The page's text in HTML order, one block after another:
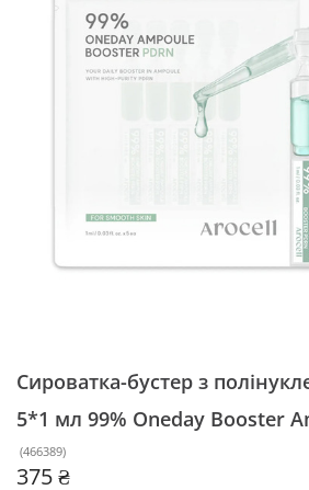
Сироватка-бустер з
5*1 мл 99% Oneday Booster
(466389)
375 ₴